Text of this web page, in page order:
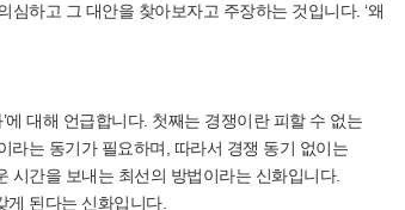
하고 그 대안을 찾아보자고 주장하는 것입니다. ‘왜
대해 언급합니다. 첫째는 경쟁이란 피할 수 없는
라는 동기가 필요하며, 따라서 경쟁 동기 없이는
시간을 보내는 최선의 방법이라는 신화입니다.
된다는 신화입니다.